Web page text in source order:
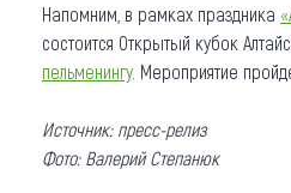
Напомним, в рамках праздника
состоится Открытый кубок
пельменингу. Мероприятие
Источник: пресс-релиз
Фото: Валерий Степанюк